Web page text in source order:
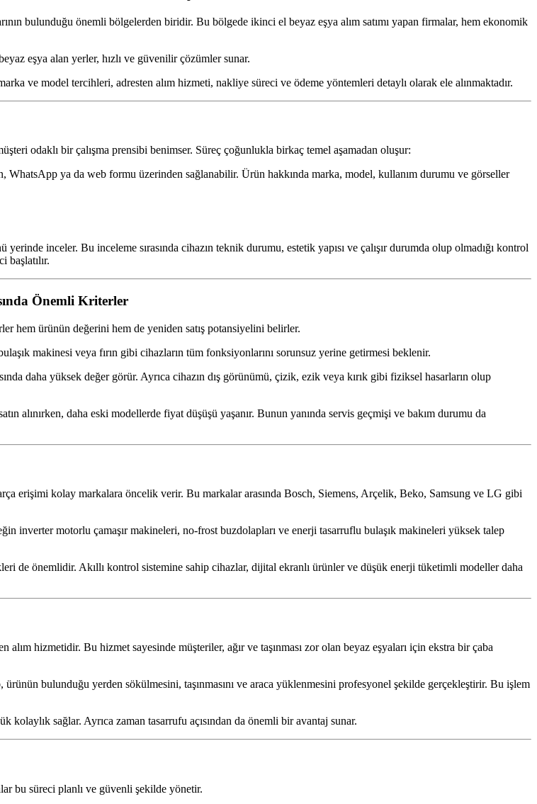
bulunduğu önemli bölgelerden biridir. Bu bölgede ikinci el beyaz eşya alım satımı yapan firmalar, hem ekonomik
eşya alan yerler, hızlı ve güvenilir çözümler sunar.
ve model tercihleri, adresten alım hizmeti, nakliye süreci ve ödeme yöntemleri detaylı olarak ele alınmaktadır.
odaklı bir çalışma prensibi benimser. Süreç çoğunlukla birkaç temel aşamadan oluşur:
ya da web formu üzerinden sağlanabilir. Ürün hakkında marka, model, kullanım durumu ve görseller
inceler. Bu inceleme sırasında cihazın teknik durumu, estetik yapısı ve çalışır durumda olup olmadığı kontrol
başlatılır.
Önemli Kriterler
hem ürünün değerini hem de yeniden satış potansiyelini belirler.
makinesi veya fırın gibi cihazların tüm fonksiyonlarını sorunsuz yerine getirmesi beklenir.
daha yüksek değer görür. Ayrıca cihazın dış görünümü, çizik, ezik veya kırık gibi fiziksel hasarların olup
alınırken, daha eski modellerde fiyat düşüşü yaşanır. Bunun yanında servis geçmişi ve bakım durumu da
erişimi kolay markalara öncelik verir. Bu markalar arasında Bosch, Siemens, Arçelik, Beko, Samsung ve LG gibi
inverter motorlu çamaşır makineleri, no-frost buzdolapları ve enerji tasarruflu bulaşık makineleri yüksek talep
de önemlidir. Akıllı kontrol sistemine sahip cihazlar, dijital ekranlı ürünler ve düşük enerji tüketimli modeller daha
alım hizmetidir. Bu hizmet sayesinde müşteriler, ağır ve taşınması zor olan beyaz eşyaları için ekstra bir çaba
bulunduğu yerden sökülmesini, taşınmasını ve araca yüklenmesini profesyonel şekilde gerçekleştirir. Bu işlem
sağlar. Ayrıca zaman tasarrufu açısından da önemli bir avantaj sunar.
bu süreci planlı ve güvenli şekilde yönetir.